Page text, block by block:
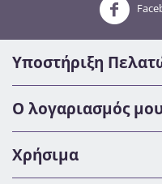
Υποστήριξη
Ο λογαριασμός
Χρήσιμα